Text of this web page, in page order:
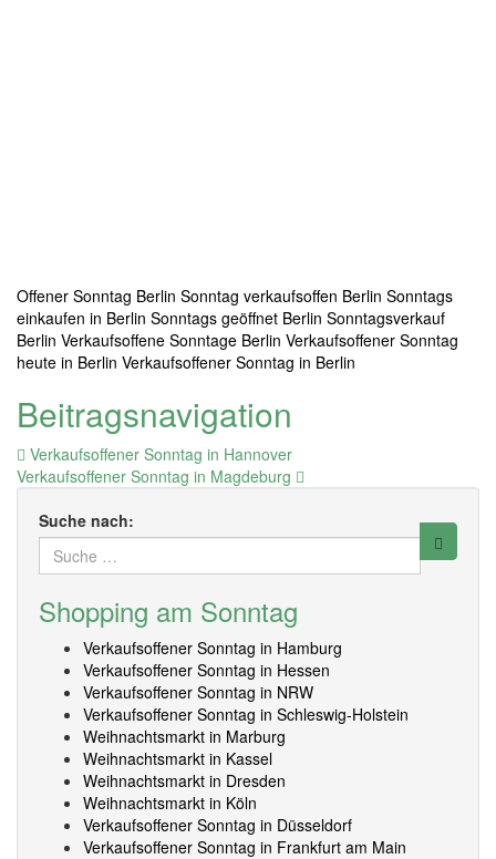
Offener Sonntag Berlin Sonntag verkaufsoffen Berlin Sonntags
einkaufen in Berlin Sonntags geöffnet Berlin Sonntagsverkauf
Berlin Verkaufsoffene Sonntage Berlin Verkaufsoffener Sonntag
heute in Berlin Verkaufsoffener Sonntag in Berlin
Beitragsnavigation
Verkaufsoffener Sonntag in Hannover
Verkaufsoffener Sonntag in Magdeburg
Suche nach:
Shopping am Sonntag
Verkaufsoffener Sonntag in Hamburg
Verkaufsoffener Sonntag in Hessen
Verkaufsoffener Sonntag in NRW
Verkaufsoffener Sonntag in Schleswig-Holstein
Weihnachtsmarkt in Marburg
Weihnachtsmarkt in Kassel
Weihnachtsmarkt in Dresden
Weihnachtsmarkt in Köln
Verkaufsoffener Sonntag in Düsseldorf
Verkaufsoffener Sonntag in Frankfurt am Main